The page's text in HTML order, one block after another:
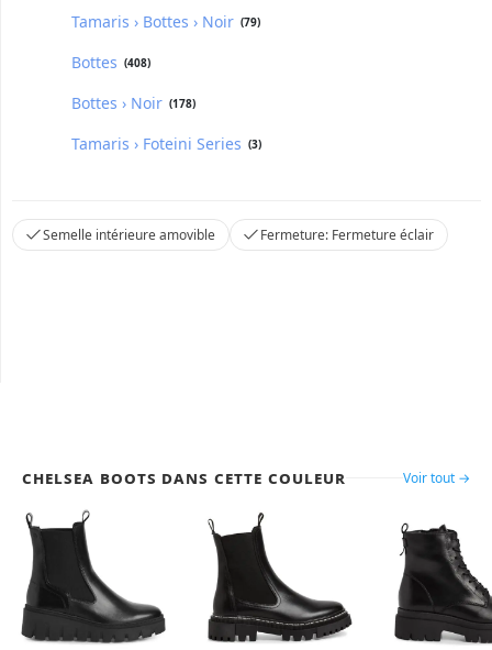
Tamaris › Bottes › Noir (79)
Bottes (408)
Bottes › Noir (178)
Tamaris › Foteini Series (3)
Semelle intérieure amovible Fermeture: Fermeture éclair
Chelsea Boots dans cette couleur Voir tout →